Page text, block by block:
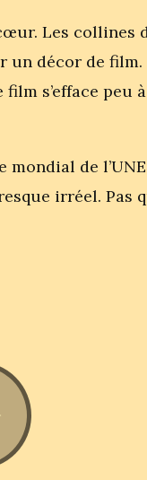
Les collines
un décor de film.
s’efface peu
de
irréel. Pas